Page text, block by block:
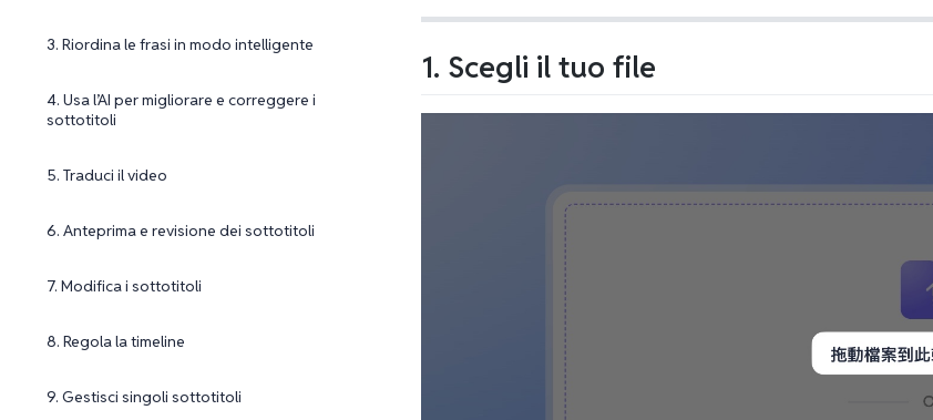
3. Riordina le frasi in modo intelligente
4. Usa l’AI per migliorare e correggere i
sottotitoli
5. Traduci il video
6. Anteprima e revisione dei sottotitoli
7. Modifica i sottotitoli
8. Regola la timeline
9. Gestisci singoli sottotitoli
1. Scegli il tuo file